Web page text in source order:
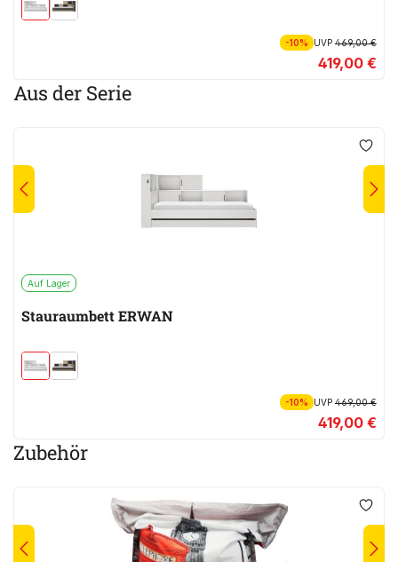
-10% UVP469,00 €
419,00 €
Aus der Serie
Auf Lager
Stauraumbett ERWAN
-10% UVP469,00 €
419,00 €
Zubehör